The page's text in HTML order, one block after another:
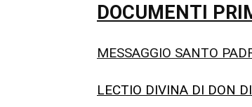
DOCUMENTI
MESSAGGIO SANTO
LECTIO DIVINA DI DON